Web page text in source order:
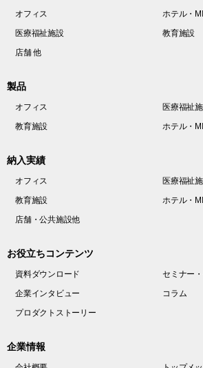
オフィス
ホテル・
医療福祉施設
教育施設
店舗 他
製品
オフィス
医療福祉
教育施設
ホテル・
納入実績
オフィス
医療福祉
教育施設
ホテル・
店舗・公共施設他
お役立ちコンテンツ
資料ダウンロード
セミナー
企業インタビュー
コラム
プロダクトストーリー
企業情報